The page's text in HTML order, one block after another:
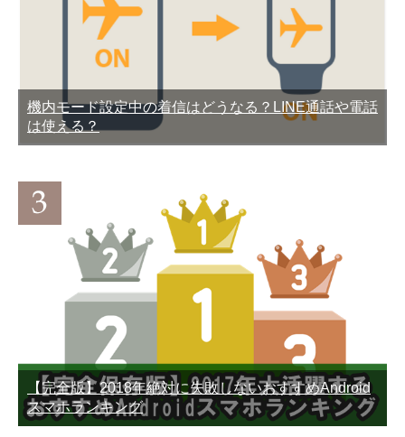
LINEアカウント削除できな
い？アカウントを削除して
LINE既読をつけずに「ちら
通知設定ONなのに…LINE
の通知がこない不具合の原
因と対処法まとめ
ういう意味？誰か特定でき
機内モード設定中の着信はどうなる？LINE通話や電話
は使える？
【完全版】2018年絶対に失敗しないおすすめAndroid
スマホランキング